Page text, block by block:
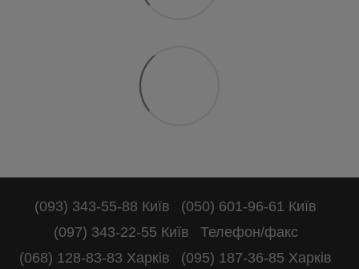
(093) 343-55-88 Київ
(050) 601-96-61 Київ
(097) 343-22-55 Київ
Телефон/факс
(068) 128-83-83 Харків
(095) 187-36-85 Харків